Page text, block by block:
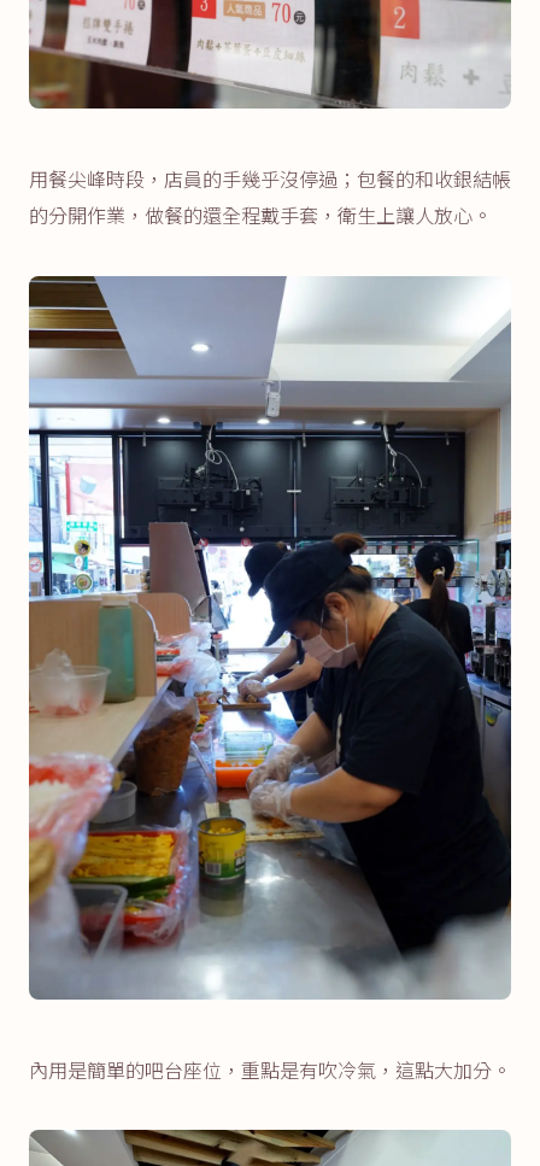
用餐尖峰時段，店員的手幾乎沒停過；包餐的和收銀結帳
的分開作業，做餐的還全程戴手套，衛生上讓人放心。
內用是簡單的吧台座位，重點是有吹冷氣，這點大加分。